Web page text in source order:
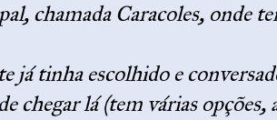
chamada Caracoles, onde
já tinha escolhido e
chegar lá (tem várias